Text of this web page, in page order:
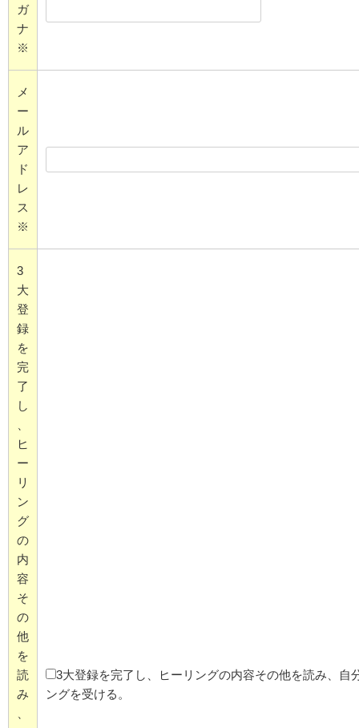
ガ
ナ
※
メ
ー
ル
ア
ド
レ
ス
※
3
大
登
録
を
完
了
し
ヒ
ー
リ
ン
グ
の
内
容
そ
の
他
を
読
み
3大登録を完了し、ヒーリングの内容その他を読み、自
ングを受ける。